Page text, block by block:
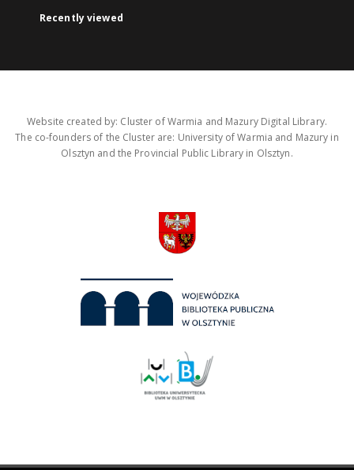
Recently viewed
Website created by: Cluster of Warmia and Mazury Digital Library.
The co-founders of the Cluster are: University of Warmia and Mazury in
Olsztyn and the Provincial Public Library in Olsztyn.